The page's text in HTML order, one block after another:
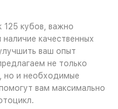
125 кубов, важно
качественных
ваш опыт
не только
но и необходимые
вам максимально